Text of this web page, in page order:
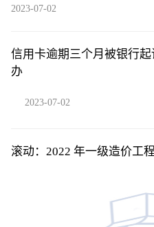
2023-07-02
信用卡逾期三个月被银行起
办
2023-07-02
滚动：2022 年一级造价工